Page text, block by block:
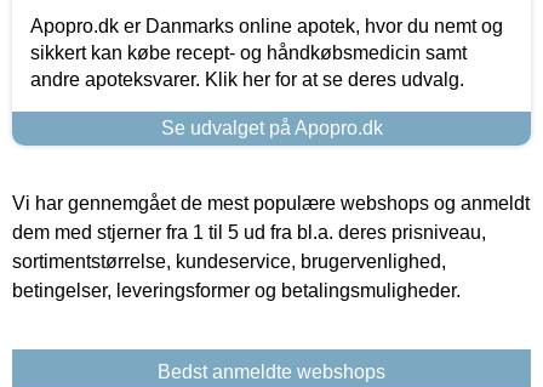
Apopro.dk er Danmarks online apotek, hvor du nemt og
sikkert kan købe recept- og håndkøbsmedicin samt
andre apoteksvarer. Klik her for at se deres udvalg.
Se udvalget på Apopro.dk
Vi har gennemgået de mest populære webshops og anmeldt
dem med stjerner fra 1 til 5 ud fra bl.a. deres prisniveau,
sortimentstørrelse, kundeservice, brugervenlighed,
betingelser, leveringsformer og betalingsmuligheder.
Bedst anmeldte webshops